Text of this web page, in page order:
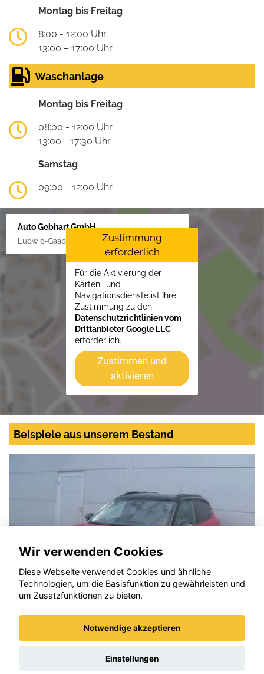
Montag bis Freitag
8:00 - 12:00 Uhr
13:00 – 17:00 Uhr
Waschanlage
Montag bis Freitag
08:00 - 12:00 Uhr
13:00 - 17:30 Uhr
Samstag
09:00 - 12:00 Uhr
Auto Gebhart GmbH
Ludwig-Gaab-Str. 4, 88427 Bad Schussenried
Zustimmung
erforderlich
Für die Aktivierung der
Karten- und
Navigationsdienste ist Ihre
Zustimmung zu den
Datenschutzrichtlinien vom
Drittanbieter Google LLC
erforderlich.
Zustimmen und
aktivieren
Beispiele aus unserem Bestand
Wir verwenden Cookies
Diese Webseite verwendet Cookies und ähnliche
Technologien, um die Basisfunktion zu gewährleisten und
um Zusatzfunktionen zu bieten.
Notwendige akzeptieren
Einstellungen